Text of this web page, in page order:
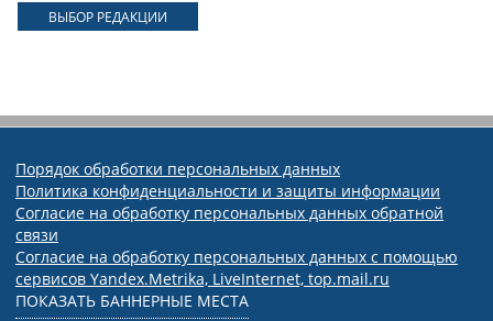
ВЫБОР РЕДАКЦИИ
Порядок обработки персональных данных
Политика конфиденциальности и защиты информации
Согласие на обработку персональных данных обратной
связи
Согласие на обработку персональных данных с помощью
сервисов Yandex.Metrika, LiveInternet, top.mail.ru
ПОКАЗАТЬ БАННЕРНЫЕ МЕСТА